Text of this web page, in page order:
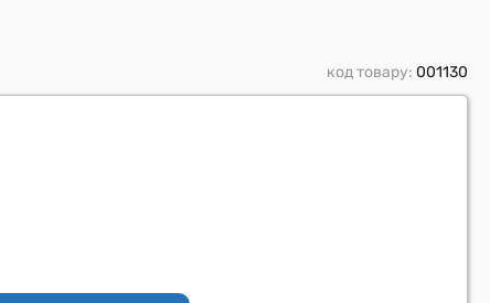
код товару: 001130